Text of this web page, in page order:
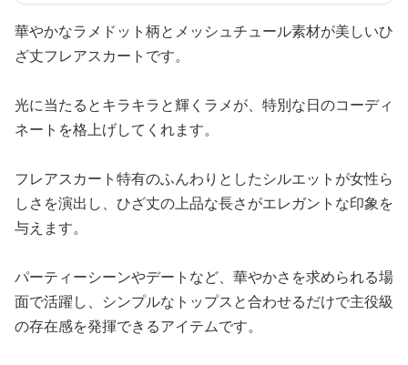
華やかなラメドット柄とメッシュチュール素材が美しいひ
ざ丈フレアスカートです。
光に当たるとキラキラと輝くラメが、特別な日のコーディ
ネートを格上げしてくれます。
フレアスカート特有のふんわりとしたシルエットが女性ら
しさを演出し、ひざ丈の上品な長さがエレガントな印象を
与えます。
パーティーシーンやデートなど、華やかさを求められる場
面で活躍し、シンプルなトップスと合わせるだけで主役級
の存在感を発揮できるアイテムです。